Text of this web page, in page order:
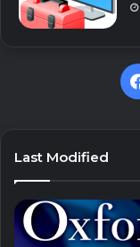
Last Modified